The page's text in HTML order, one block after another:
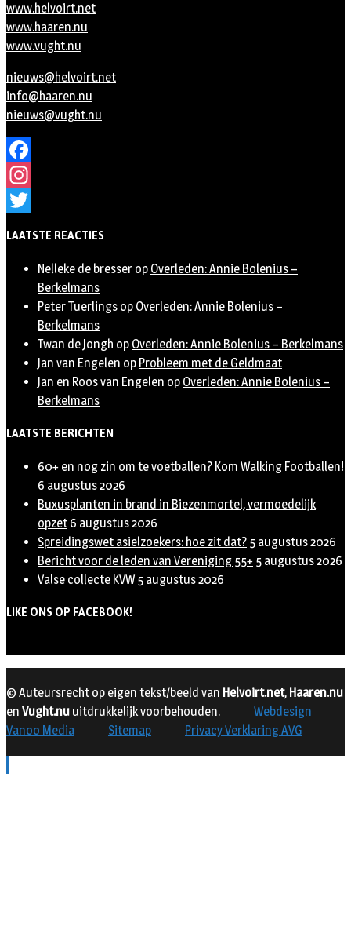
www.helvoirt.net
www.haaren.nu
www.vught.nu
nieuws@helvoirt.net
info@haaren.nu
nieuws@vught.nu
Facebook
Instagram
LAATSTE REACTIES
Nelleke de bresser op Overleden: Annie Bolenius –
Berkelmans
Peter Tuerlings op Overleden: Annie Bolenius –
Berkelmans
Twan de Jongh op Overleden: Annie Bolenius – Berkelmans
Jan van Engelen op Probleem met de Geldmaat
Jan en Roos van Engelen op Overleden: Annie Bolenius –
Berkelmans
LAATSTE BERICHTEN
60+ en nog zin om te voetballen? Kom Walking Footballen!
6 augustus 2026
Buxusplanten in brand in Biezenmortel, vermoedelijk
opzet 6 augustus 2026
Spreidingswet asielzoekers: hoe zit dat? 5 augustus 2026
Bericht voor de leden van Vereniging 55+ 5 augustus 2026
Valse collecte KVW 5 augustus 2026
LIKE ONS OP FACEBOOK!
© Auteursrecht op eigen tekst/beeld van Helvoirt.net, Haaren.nu
en Vught.nu uitdrukkelijk voorbehouden.
Webdesign
Vanoo Media
Sitemap Privacy Verklaring AVG